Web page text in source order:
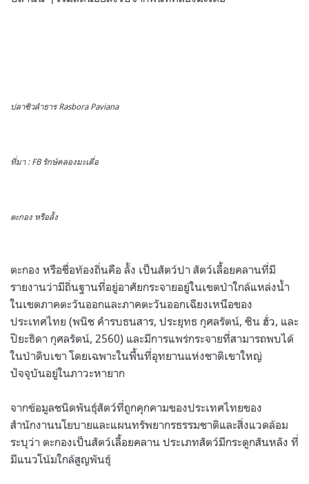
ปลาซิวลำธาร Rasbora Paviana
ที่มา : FB รักษ์คลองมะเดื่อ
ตะกอง หรือลั้ง
ตะกอง หรือชื่อท้องถิ่นคือ ลั้ง เป็นสัตว์ปา สัตว์เลื้อยคลานที่มี
รายงานว่ามีถิ่นฐานที่อยู่อาศัยกระจายอยู่ในเขตป่าใกล้แหล่งน้ำ
ในเขตภาคตะวันออกและภาคตะวันออกเฉียงเหนือของ
ประเทศไทย (พนิช คำรบธนสาร, ประยุทธ กุศลรัตน์, ซิน ฮั่ว, และ
ปิยะธิดา กุศลรัตน์, 2560) และมีการแพร่กระจายที่สามารถพบได้
ในป่าดิบเขา โดยเฉพาะในพื้นที่อุทยานแห่งชาติเขาใหญ่
ปัจจุบันอยู่ในภาวะหายาก
จากข้อมูลชนิดพันธุ์สัตว์ที่ถูกคุกคามของประเทศไทยของ
สำนักงานนโยบายและแผนทรัพยากรธรรมชาติและสิ่งแวดล้อม
ระบุว่า ตะกองเป็นสัตว์เลื้อยคลาน ประเภทสัตว์มีกระดูกสันหลัง ที่
มีแนวโน้มใกล้สูญพันธุ์